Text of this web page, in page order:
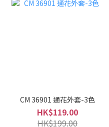
CM 36901 通花外套-3色
HK$119.00
HK$199.00